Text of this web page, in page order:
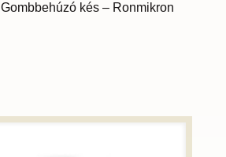
Gombbehúzó kés – Ronmikron